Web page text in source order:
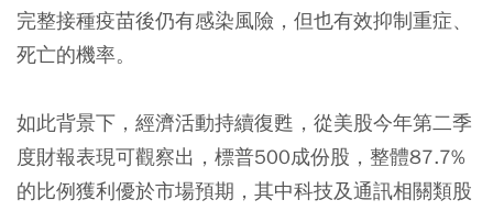
完整接種疫苗後仍有感染風險，但也有效抑制重症、
死亡的機率。
如此背景下，經濟活動持續復甦，從美股今年第二季
度財報表現可觀察出，標普500成份股，整體87.7%
的比例獲利優於市場預期，其中科技及通訊相關類股